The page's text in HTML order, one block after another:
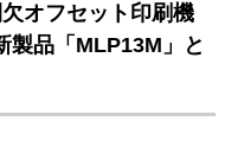
コンテンツ
オフセット印刷機
製品「MLP13M」と